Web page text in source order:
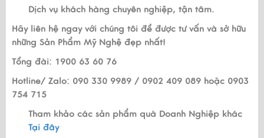
Dịch vụ khách hàng chuyên nghiệp, tận tâm.
Hãy liên hệ ngay với chúng tôi để được tư vấn và sở hữu
những Sản Phẩm Mỹ Nghệ đẹp nhất!
Tổng đài: 1900 63 60 76
Hotline/ Zalo: 090 330 9989 / 0902 409 089 hoặc 0903
754 715
Tham khảo các sản phẩm quà Doanh Nghiệp khác
Tại đây